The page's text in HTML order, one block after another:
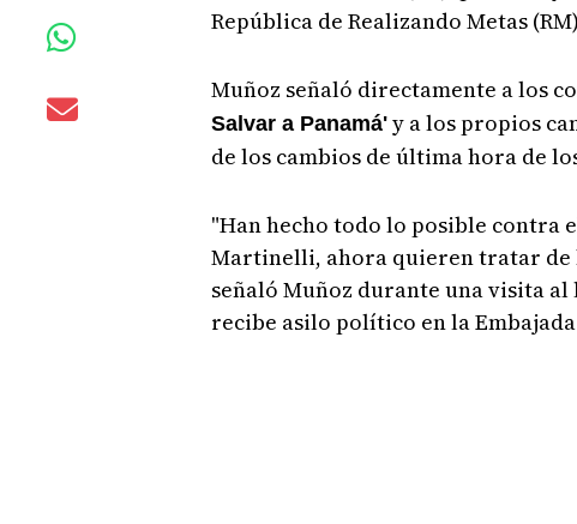
República de Realizando Metas
Muñoz señaló directamente a los
Salvar a Panamá'y a los propios
de los cambios de última hora de
"Han hecho todo lo posible contra
Martinelli, ahora quieren tratar de
señaló Muñoz durante una visita al
recibe asilo político en la